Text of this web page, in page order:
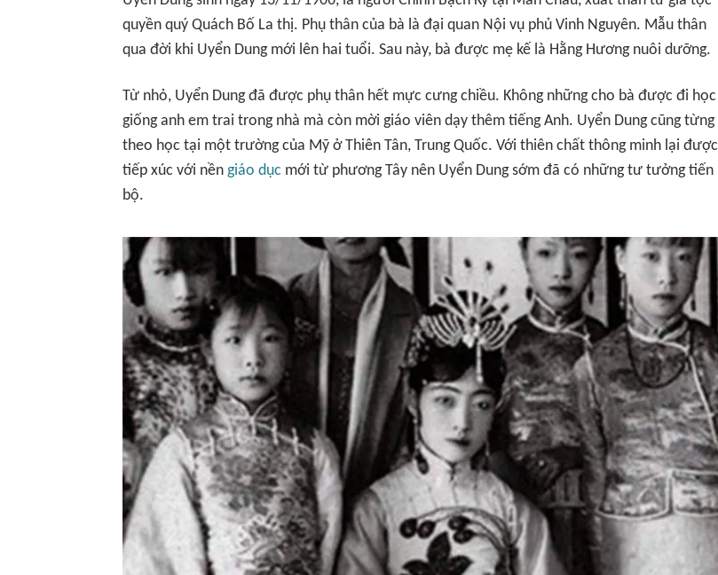
quyền quý Quách Bố La thị. Phụ thân của bà là đại quan Nội vụ phủ Vinh Nguyên. Mẫu thân
qua đời khi Uyển Dung mới lên hai tuổi. Sau này, bà được mẹ kế là Hằng Hương nuôi dưỡng.
Từ nhỏ, Uyển Dung đã được phụ thân hết mực cưng chiều. Không những cho bà được đi học
giống anh em trai trong nhà mà còn mời giáo viên dạy thêm tiếng Anh. Uyển Dung cũng từng
theo học tại một trường của Mỹ ở Thiên Tân, Trung Quốc. Với thiên chất thông minh lại được
tiếp xúc với nền giáo dục mới từ phương Tây nên Uyển Dung sớm đã có những tư tưởng tiến
bộ.